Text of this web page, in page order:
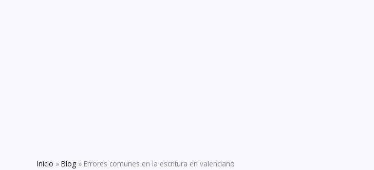
Inicio » Blog » Errores comunes en la escritura en valenciano